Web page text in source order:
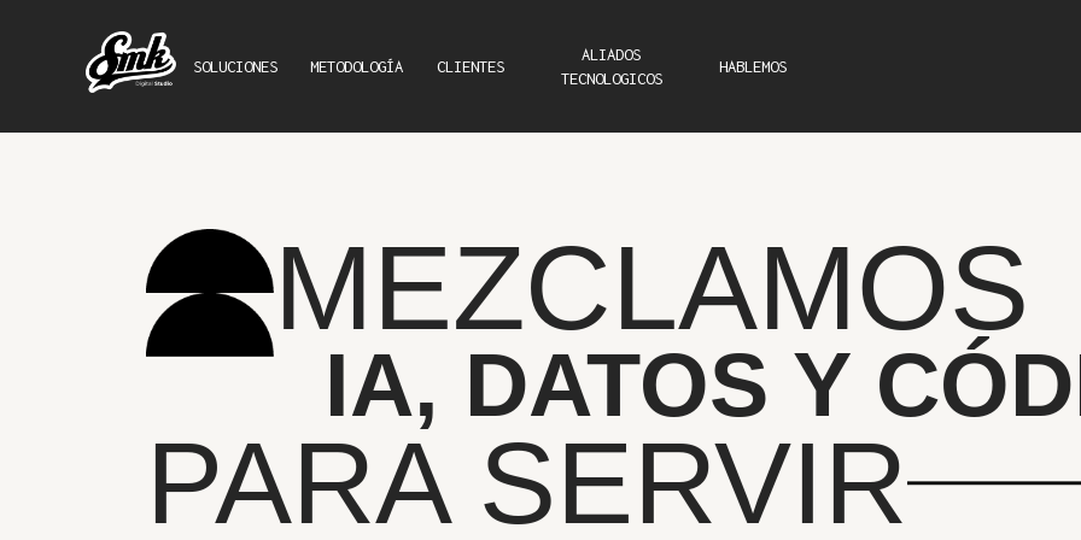
SOLUCIONES METODOLOGÍA CLIENTES
ALIADOS
TECNOLOGICOS
HABLEMOS
MEZCLAMOS
IA, DATOS Y
PARA SERVIR